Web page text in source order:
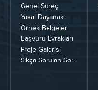
Genel Süreç
Yasal Dayanak
Örnek Belgeler
Başvuru Evrakları
Proje Galerisi
Sıkça Sorulan Sor...